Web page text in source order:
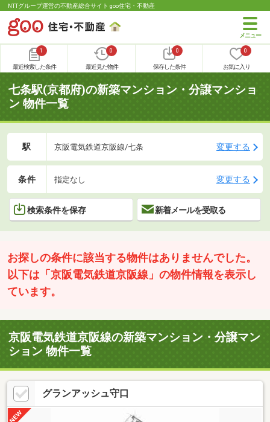
NTTグループ運営の不動産総合サイト goo住宅・不動産
1
最近検索した条件
0
最近見た物件
0
保存した条件
0
お気に入り
七条駅(京都府)の新築マンション・分譲マンショ
ン 物件一覧
駅 京阪電気鉄道京阪線/七条 変更する
条件 指定なし 変更する
検索条件を保存 新着メールを受取る
お探しの条件に該当する物件はありませんでした。
以下は「京阪電気鉄道京阪線」の物件情報を表示し
ています。
京阪電気鉄道京阪線の新築マンション・分譲マン
ション 物件一覧
グランアッシュ守口